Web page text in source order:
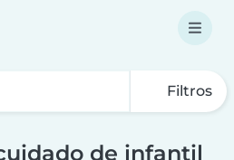
Filtros
de infantil